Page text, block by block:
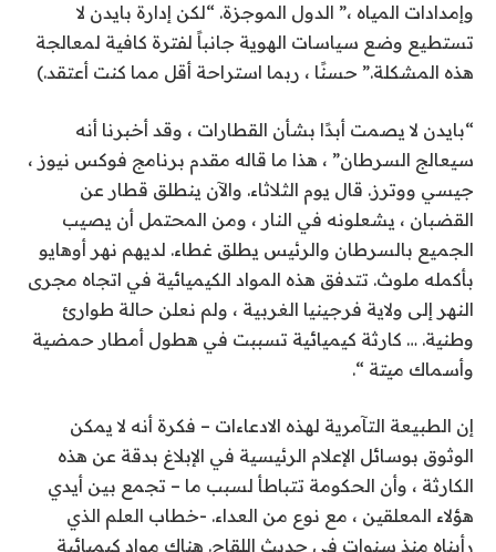
وإمدادات المياه ،” الدول الموجزة. “لكن إدارة بايدن لا
تستطيع وضع سياسات الهوية جانباً لفترة كافية لمعالجة
هذه المشكلة.” حسنًا ، ربما استراحة أقل مما كنت أعتقد.)
“بايدن لا يصمت أبدًا بشأن القطارات ، وقد أخبرنا أنه
سيعالج السرطان” ، هذا ما قاله مقدم برنامج فوكس نيوز ،
جيسي ووترز. قال يوم الثلاثاء. والآن ينطلق قطار عن
القضبان ، يشعلونه في النار ، ومن المحتمل أن يصيب
الجميع بالسرطان والرئيس يطلق غطاء. لديهم نهر أوهايو
بأكمله ملوث. تتدفق هذه المواد الكيميائية في اتجاه مجرى
النهر إلى ولاية فرجينيا الغربية ، ولم نعلن حالة طوارئ
وطنية. … كارثة كيميائية تسببت في هطول أمطار حمضية
وأسماك ميتة “.
إن الطبيعة التآمرية لهذه الادعاءات – فكرة أنه لا يمكن
الوثوق بوسائل الإعلام الرئيسية في الإبلاغ بدقة عن هذه
الكارثة ، وأن الحكومة تتباطأ لسبب ما – تجمع بين أيدي
هؤلاء المعلقين ، مع نوع من العداء. -خطاب العلم الذي
رأيناه منذ سنوات في حديث اللقاح. هناك مواد كيميائية